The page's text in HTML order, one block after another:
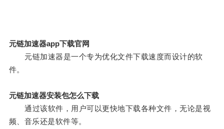
元链加速器app下载官网
元链加速器是一个专为优化文件下载速度而设计的软
件。
元链加速器安装包怎么下载
通过该软件，用户可以更快地下载各种文件，无论是视
频、音乐还是软件等。